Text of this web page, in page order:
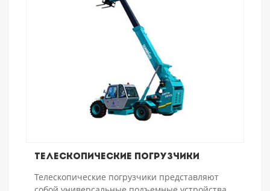
Телескопические погрузчики
Телескопические погрузчики представляют